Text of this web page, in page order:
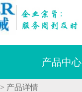
产品中心
> 产品详情